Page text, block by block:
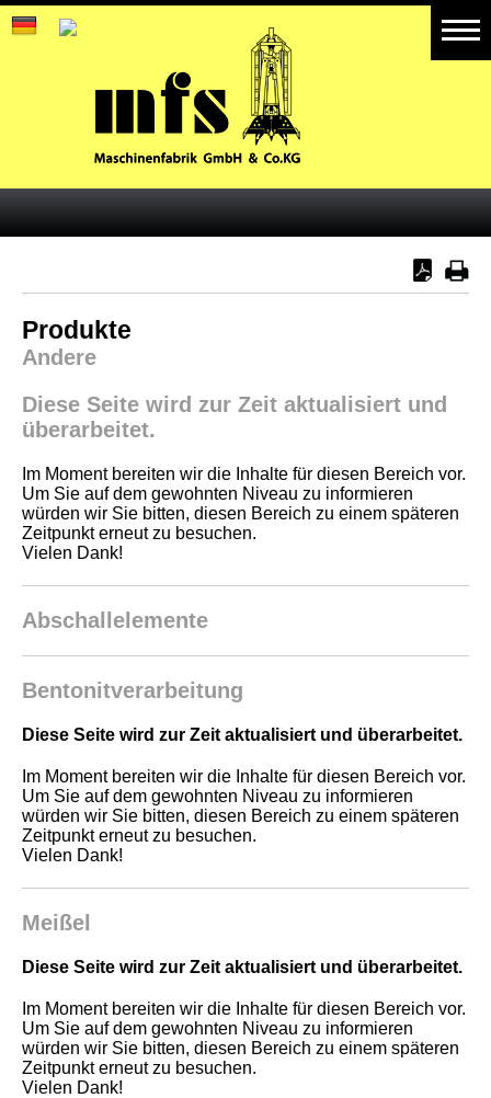
Aktuelles
Referenzen
Produkte
Andere
Diese Seite wird zur Zeit aktualisiert und
überarbeitet.
Im Moment bereiten wir die Inhalte für diesen Bereich vor.
Um Sie auf dem gewohnten Niveau zu informieren
würden wir Sie bitten, diesen Bereich zu einem späteren
Zeitpunkt erneut zu besuchen.
Vielen Dank!
Abschallelemente
Bentonitverarbeitung
Diese Seite wird zur Zeit aktualisiert und überarbeitet.
Im Moment bereiten wir die Inhalte für diesen Bereich vor.
Um Sie auf dem gewohnten Niveau zu informieren
würden wir Sie bitten, diesen Bereich zu einem späteren
Zeitpunkt erneut zu besuchen.
Vielen Dank!
Meißel
Diese Seite wird zur Zeit aktualisiert und überarbeitet.
Im Moment bereiten wir die Inhalte für diesen Bereich vor.
Um Sie auf dem gewohnten Niveau zu informieren
würden wir Sie bitten, diesen Bereich zu einem späteren
Zeitpunkt erneut zu besuchen.
Vielen Dank!